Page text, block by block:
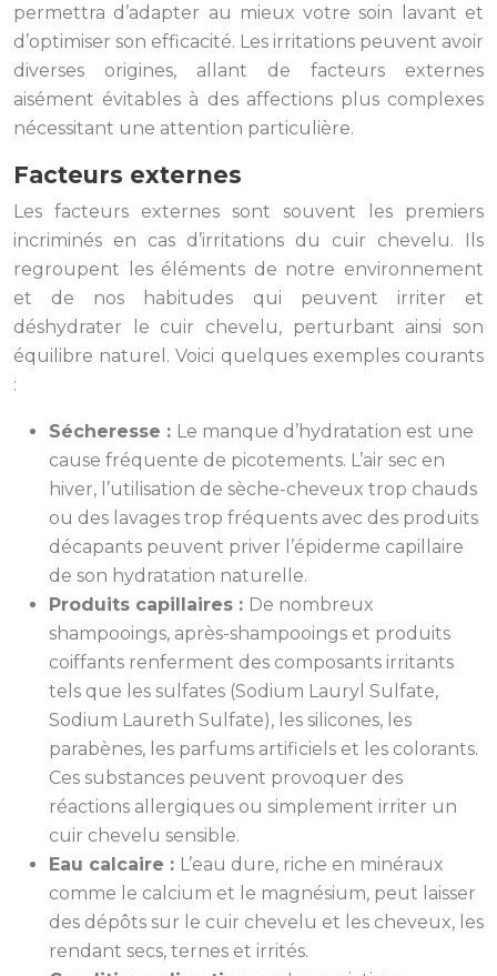
permettra d’adapter au mieux votre soin lavant et
d’optimiser son efficacité. Les irritations peuvent avoir
diverses origines, allant de facteurs externes
aisément évitables à des affections plus complexes
nécessitant une attention particulière.
Facteurs externes
Les facteurs externes sont souvent les premiers
incriminés en cas d’irritations du cuir chevelu. Ils
regroupent les éléments de notre environnement
et de nos habitudes qui peuvent irriter et
déshydrater le cuir chevelu, perturbant ainsi son
équilibre naturel. Voici quelques exemples courants
:
Sécheresse : Le manque d’hydratation est une
cause fréquente de picotements. L’air sec en
hiver, l’utilisation de sèche-cheveux trop chauds
ou des lavages trop fréquents avec des produits
décapants peuvent priver l’épiderme capillaire
de son hydratation naturelle.
Produits capillaires : De nombreux
shampooings, après-shampooings et produits
coiffants renferment des composants irritants
tels que les sulfates (Sodium Lauryl Sulfate,
Sodium Laureth Sulfate), les silicones, les
parabènes, les parfums artificiels et les colorants.
Ces substances peuvent provoquer des
réactions allergiques ou simplement irriter un
cuir chevelu sensible.
Eau calcaire : L’eau dure, riche en minéraux
comme le calcium et le magnésium, peut laisser
des dépôts sur le cuir chevelu et les cheveux, les
rendant secs, ternes et irrités.